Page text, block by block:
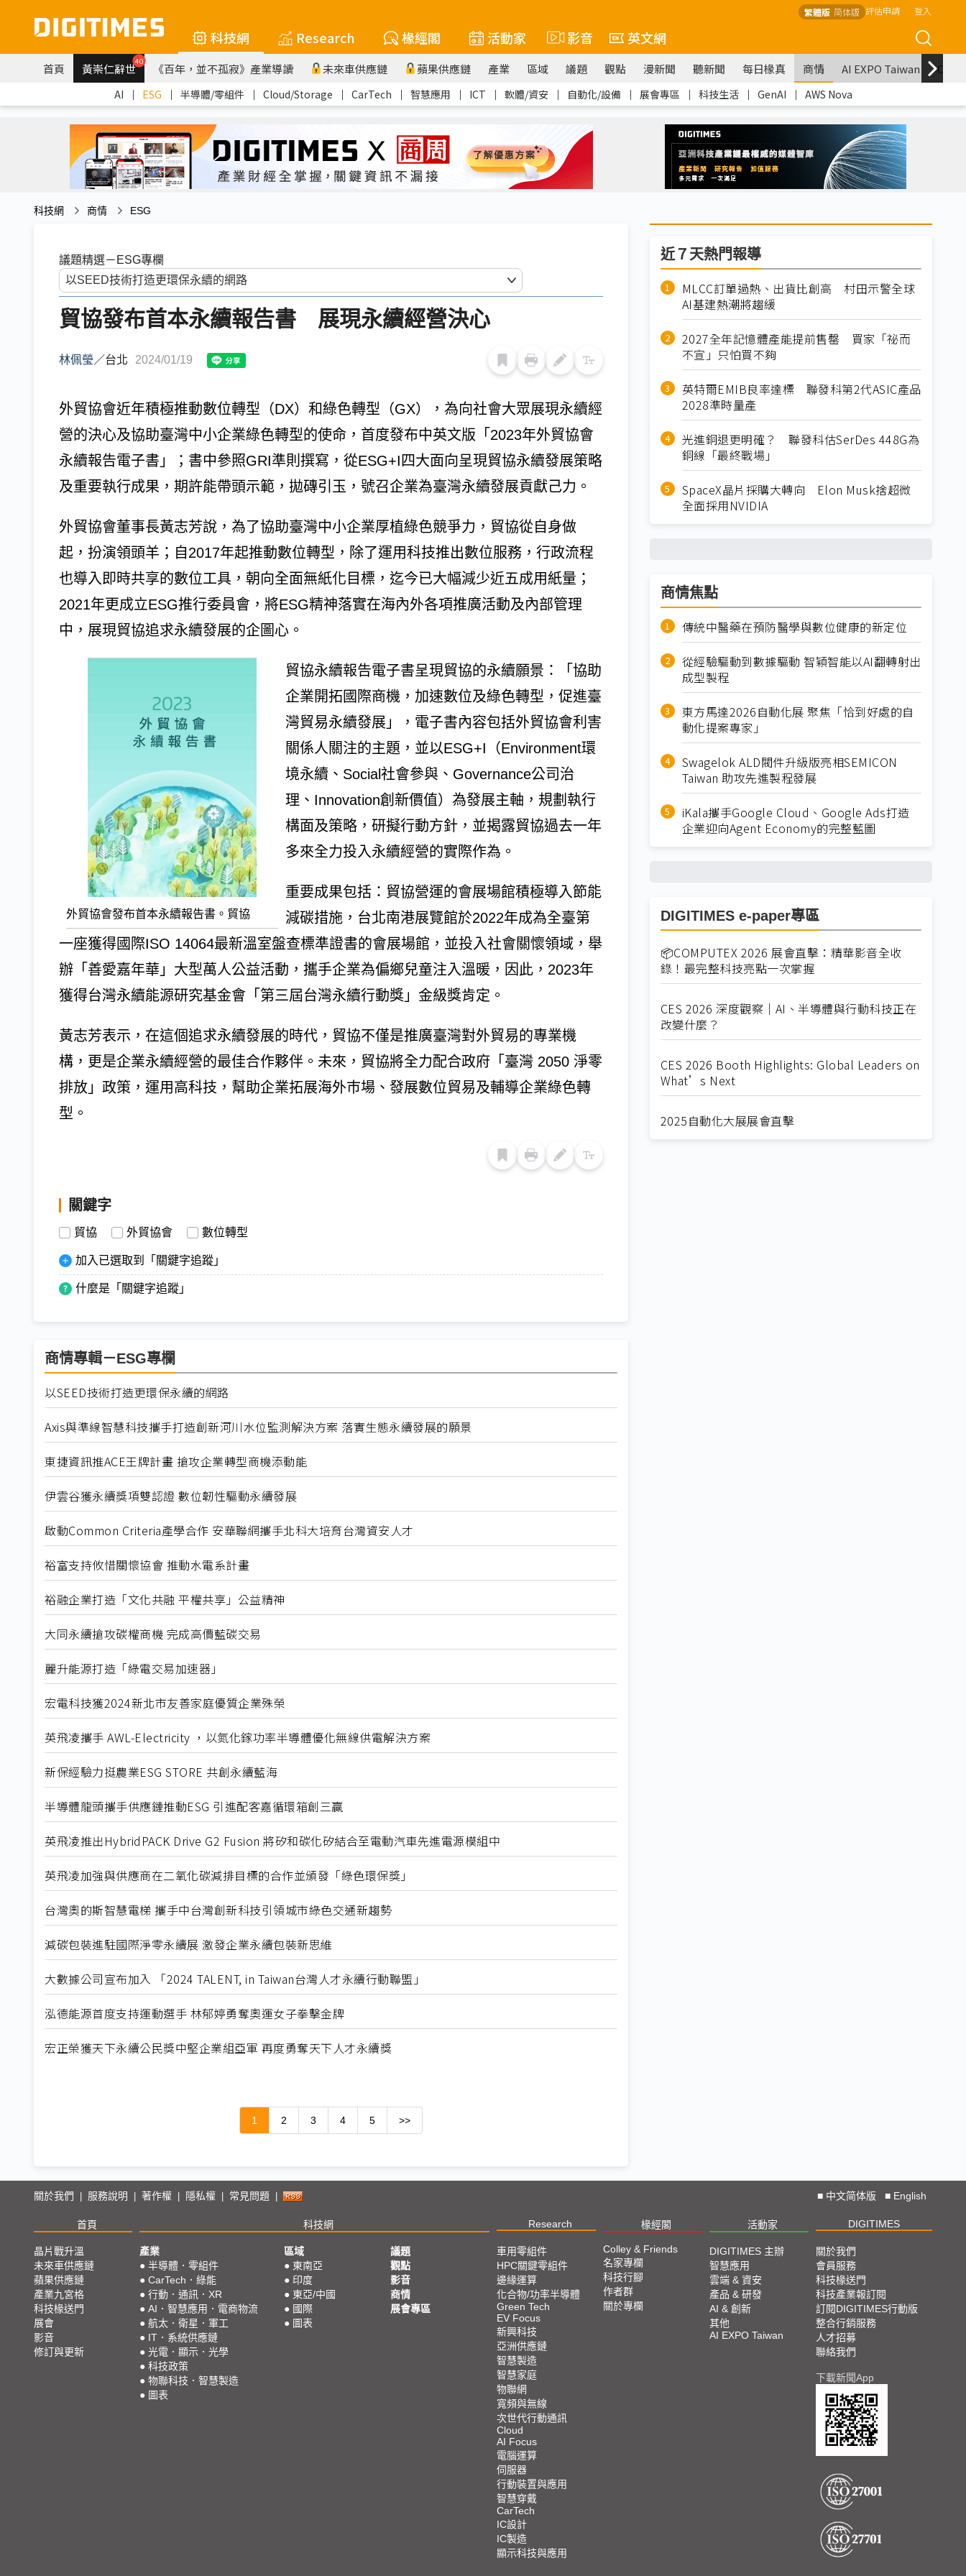
繁體版 简体版 評估申請 登入
科技網 Research 椽經閣 活動家 影音 英文網
首頁 黃崇仁辭世40 《百年，並不孤寂》產業導讀 未來車供應鏈 蘋果供應鏈 產業 區域 議題 觀點 漫新聞 聽新聞 每日椽真 商情 AI EXPO Taiwan
AI ｜ ESG ｜ 半導體/零組件 ｜ Cloud/Storage ｜ CarTech ｜ 智慧應用 ｜ ICT ｜ 軟體/資安 ｜ 自動化/設備 ｜ 展會專區 ｜ 科技生活 ｜ GenAI ｜ AWS Nova
科技網 商情 ESG
議題精選－ESG專欄
貿協發布首本永續報告書 展現永續經營決心
林佩瑩 ／台北 2024/01/19
外貿協會近年積極推動數位轉型（DX）和綠色轉型（GX），為向社會大眾展現永續經
營的決心及協助臺灣中小企業綠色轉型的使命，首度發布中英文版「2023年外貿協會
永續報告電子書」；書中參照GRI準則撰寫，從ESG+I四大面向呈現貿協永續發展策略
及重要執行成果，期許能帶頭示範，拋磚引玉，號召企業為臺灣永續發展貢獻己力。
外貿協會董事長黃志芳說，為了協助臺灣中小企業厚植綠色競爭力，貿協從自身做
起，扮演領頭羊；自2017年起推動數位轉型，除了運用科技推出數位服務，行政流程
也導入即時共享的數位工具，朝向全面無紙化目標，迄今已大幅減少近五成用紙量；
2021年更成立ESG推行委員會，將ESG精神落實在海內外各項推廣活動及內部管理
中，展現貿協追求永續發展的企圖心。
外貿協會發布首本永續報告書。貿協
貿協永續報告電子書呈現貿協的永續願景：「協助
企業開拓國際商機，加速數位及綠色轉型，促進臺
灣貿易永續發展」，電子書內容包括外貿協會利害
關係人關注的主題，並以ESG+I（Environment環
境永續、Social社會參與、Governance公司治
理、Innovation創新價值）為發展主軸，規劃執行
構面及策略，研擬行動方針，並揭露貿協過去一年
多來全力投入永續經營的實際作為。
重要成果包括：貿協營運的會展場館積極導入節能
減碳措施，台北南港展覽館於2022年成為全臺第
一座獲得國際ISO 14064最新溫室盤查標準證書的會展場館，並投入社會關懷領域，舉
辦「善愛嘉年華」大型萬人公益活動，攜手企業為偏鄉兒童注入溫暖，因此，2023年
獲得台灣永續能源研究基金會「第三屆台灣永續行動獎」金級獎肯定。
黃志芳表示，在這個追求永續發展的時代，貿協不僅是推廣臺灣對外貿易的專業機
構，更是企業永續經營的最佳合作夥伴。未來，貿協將全力配合政府「臺灣 2050 淨零
排放」政策，運用高科技，幫助企業拓展海外巿場、發展數位貿易及輔導企業綠色轉
型。
關鍵字
貿協 外貿協會 數位轉型
加入已選取到「關鍵字追蹤」
什麼是「關鍵字追蹤」
商情專輯－ESG專欄
以SEED技術打造更環保永續的網路
Axis與準線智慧科技攜手打造創新河川水位監測解決方案 落實生態永續發展的願景
東捷資訊推ACE王牌計畫 搶攻企業轉型商機添動能
伊雲谷獲永續獎項雙認證 數位韌性驅動永續發展
啟動Common Criteria產學合作 安華聯網攜手北科大培育台灣資安人才
裕富支持攸惜關懷協會 推動水電系計畫
裕融企業打造「文化共融 平權共享」公益精神
大同永續搶攻碳權商機 完成高價藍碳交易
麗升能源打造「綠電交易加速器」
宏電科技獲2024新北市友善家庭優質企業殊榮
英飛凌攜手 AWL-Electricity ，以氮化鎵功率半導體優化無線供電解決方案
新保經驗力挺農業ESG STORE 共創永續藍海
半導體龍頭攜手供應鏈推動ESG 引進配客嘉循環箱創三贏
英飛凌推出HybridPACK Drive G2 Fusion 將矽和碳化矽結合至電動汽車先進電源模組中
英飛凌加強與供應商在二氧化碳減排目標的合作並頒發「綠色環保獎」
台灣奧的斯智慧電梯 攜手中台灣創新科技引領城市綠色交通新趨勢
減碳包裝進駐國際淨零永續展 激發企業永續包裝新思維
大數據公司宣布加入 「2024 TALENT, in Taiwan台灣人才永續行動聯盟」
泓德能源首度支持運動選手 林郁婷勇奪奧運女子拳擊金牌
宏正榮獲天下永續公民獎中堅企業組亞軍 再度勇奪天下人才永續獎
1 2 3 4 5 >>
近７天熱門報導
MLCC訂單過熱、出貨比創高 村田示警全球
AI基建熱潮將趨緩
2027全年記憶體產能提前售罄 買家「祕而
不宣」只怕買不夠
英特爾EMIB良率達標 聯發科第2代ASIC產品
2028準時量產
光進銅退更明確？ 聯發科估SerDes 448G為
銅線「最終戰場」
SpaceX晶片採購大轉向 Elon Musk捨超微
全面採用NVIDIA
商情焦點
傳統中醫藥在預防醫學與數位健康的新定位
從經驗驅動到數據驅動 智穎智能以AI翻轉射出
成型製程
東方馬達2026自動化展 聚焦「恰到好處的自
動化提案專家」
Swagelok ALD閥件升級版亮相SEMICON
Taiwan 助攻先進製程發展
iKala攜手Google Cloud、Google Ads打造
企業迎向Agent Economy的完整藍圖
DIGITIMES e-paper專區
📦COMPUTEX 2026 展會直擊：精華影音全收
錄！最完整科技亮點一次掌握
CES 2026 深度觀察｜AI、半導體與行動科技正在
改變什麼？
CES 2026 Booth Highlights: Global Leaders on
What’s Next
2025自動化大展展會直擊
關於我們 服務說明 著作權 隱私權 常見問題 ■ 中文简体版 ■ English
首頁 科技網 Research 椽經閣 活動家 DIGITIMES
晶片戰升溫
未來車供應鏈
蘋果供應鏈
產業九宮格
科技椽送門
展會
影音
修訂與更新
產業
● 半導體．零組件
● CarTech．綠能
● 行動．通訊．XR
● AI．智慧應用．電商物流
● 航太．衛星．軍工
● IT．系統供應鏈
● 光電．顯示．光學
● 科技政策
● 物聯科技．智慧製造
● 圖表
區域
● 東南亞
● 印度
● 東亞/中國
● 國際
● 圖表
議題
觀點
影音
商情
展會專區
車用零組件
HPC關鍵零組件
邊緣運算
化合物/功率半導體
Green Tech
EV Focus
新興科技
亞洲供應鏈
智慧製造
智慧家庭
物聯網
寬頻與無線
次世代行動通訊
Cloud
AI Focus
電腦運算
伺服器
行動裝置與應用
智慧穿戴
CarTech
IC設計
IC製造
顯示科技與應用
Colley & Friends
名家專欄
科技行腳
作者群
關於專欄
DIGITIMES 主辦
智慧應用
雲端 & 資安
產品 & 研發
AI & 創新
其他
AI EXPO Taiwan
關於我們
會員服務
科技椽送門
科技產業報訂閱
訂閱DIGITIMES行動版
整合行銷服務
人才招募
聯絡我們
下載新聞App